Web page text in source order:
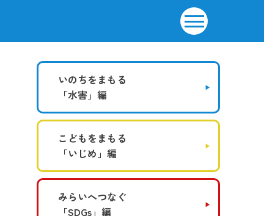
いのちをまもる
「水害」編
こどもをまもる
「いじめ」編
みらいへつなぐ
「SDGs」編